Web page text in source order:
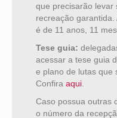
que precisarão levar
recreação
é de 11 anos, 11
Tese guia:
acessar a tese guia
e plano de lutas que
Confira aqui
Caso possua outras
o número da